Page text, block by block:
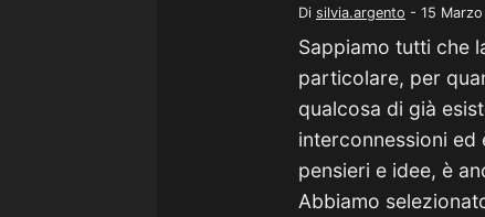
Di silvia.argento - 15
Sappiamo tutti che
particolare, per
qualcosa di già
interconnessioni ed
pensieri e idee, è
Abbiamo